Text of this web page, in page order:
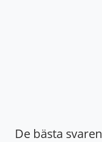
De bästa svaren